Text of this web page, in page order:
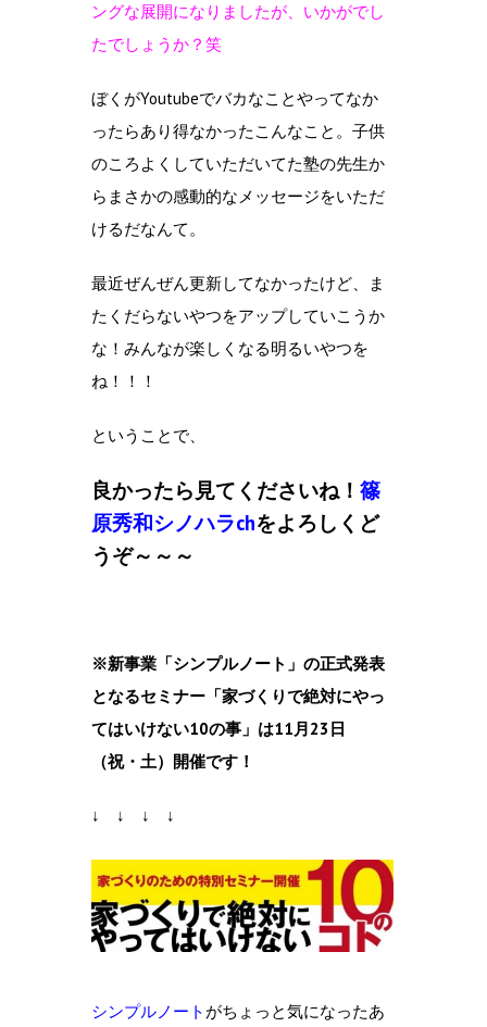
ングな展開になりましたが、いかがでし
たでしょうか？笑
ぼくがYoutubeでバカなことやってなか
ったらあり得なかったこんなこと。子供
のころよくしていただいてた塾の先生か
らまさかの感動的なメッセージをいただ
けるだなんて。
最近ぜんぜん更新してなかったけど、ま
たくだらないやつをアップしていこうか
な！みんなが楽しくなる明るいやつを
ね！！！
ということで、
良かったら見てくださいね！ 篠
原秀和シノハラchをよろしくど
うぞ～～～
※新事業「シンプルノート」の正式発表
となるセミナー「家づくりで絶対にやっ
てはいけない10の事」は11月23日
（祝・土）開催です！
↓ ↓ ↓ ↓
シンプルノート がちょっと気になったあ